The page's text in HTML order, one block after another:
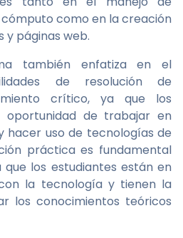
como en la creación
y páginas web.
también enfatiza en el
de resolución de
crítico, ya que los
oportunidad de trabajar en
hacer uso de tecnologías de
práctica es fundamental
los estudiantes están en
la tecnología y tienen la
los conocimientos teóricos